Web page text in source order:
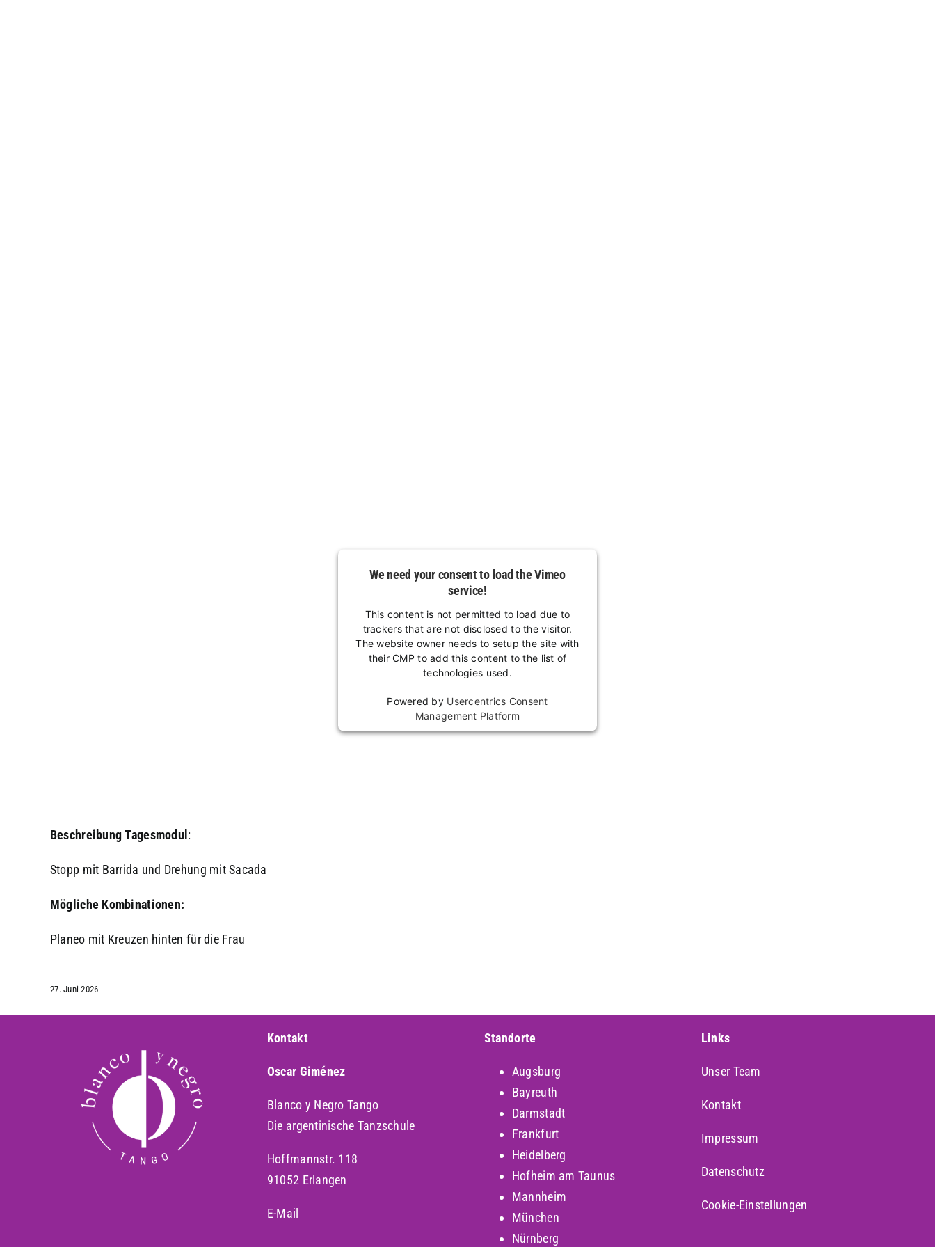
We need your consent to load the Vimeo
service!
This content is not permitted to load due to
trackers that are not disclosed to the visitor.
The website owner needs to setup the site with
their CMP to add this content to the list of
technologies used.
Powered by Usercentrics Consent
Management Platform
Beschreibung Tagesmodul :
Stopp mit Barrida und Drehung mit Sacada
Mögliche Kombinationen:
Planeo mit Kreuzen hinten für die Frau
27. Juni 2026
Kontakt
Oscar Giménez
Blanco y Negro Tango
Die argentinische Tanzschule
Hoffmannstr. 118
91052 Erlangen
E-Mail
Standorte
Augsburg
Bayreuth
Darmstadt
Frankfurt
Heidelberg
Hofheim am Taunus
Mannheim
München
Nürnberg
Links
Unser Team
Kontakt
Impressum
Datenschutz
Cookie-Einstellungen